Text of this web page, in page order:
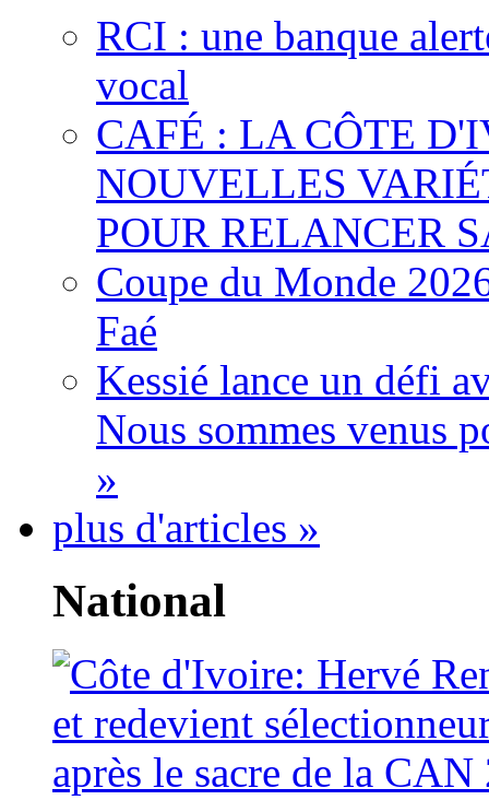
RCI : une banque
vocal
CAFÉ : LA CÔTE
NOUVELLES
POUR RELANCER
Coupe du Monde
Faé
Kessié lance un défi
Nous sommes venus
»
plus d'articles »
National